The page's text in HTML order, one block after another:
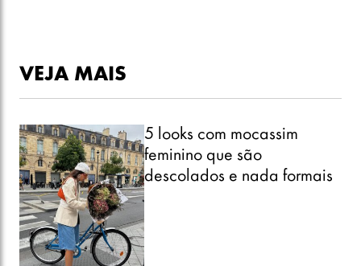
VEJA MAIS
5 looks com mocassim
feminino que são
descolados e nada formais